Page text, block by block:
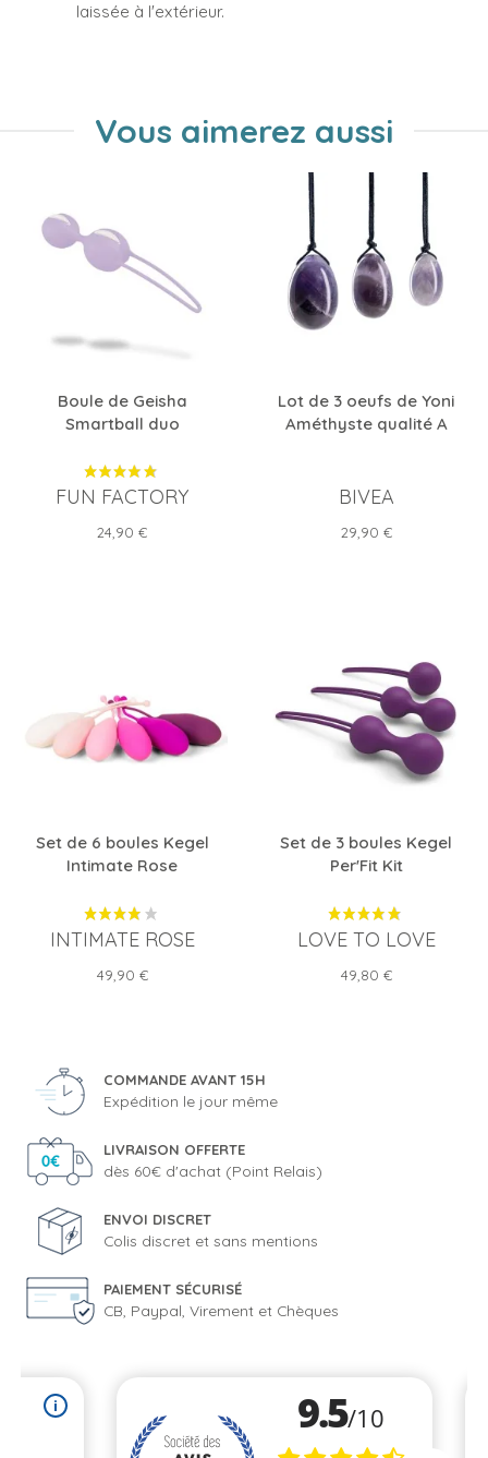
laissée à l'extérieur.
Vous aimerez aussi
Boule de Geisha
Smartball duo
FUN FACTORY
Prix
24,90 €
Lot de 3 oeufs de Yoni
Améthyste qualité A
BIVEA
Prix
29,90 €
Set de 6 boules Kegel
Intimate Rose
INTIMATE ROSE
Prix
49,90 €
Set de 3 boules Kegel
Per'Fit Kit
LOVE TO LOVE
Prix
49,80 €
COMMANDE AVANT 15H
Expédition le jour même
LIVRAISON OFFERTE
dès 60€ d'achat (Point Relais)
ENVOI DISCRET
Colis discret et sans mentions
PAIEMENT SÉCURISÉ
CB, Paypal, Virement et Chèques